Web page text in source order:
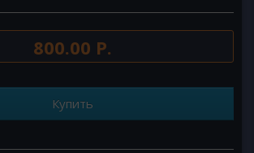
800.00 Р.
Купить